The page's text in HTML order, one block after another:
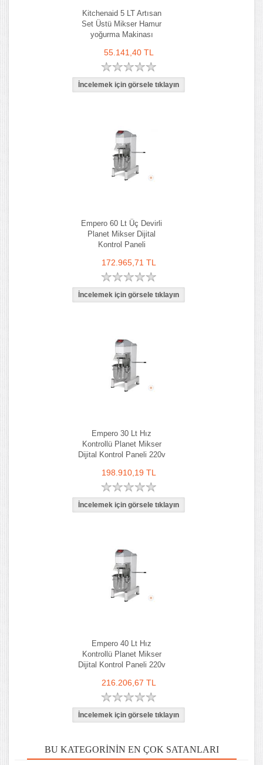
Kitchenaid 5 LT Artısan
Set Üstü Mikser Hamur
yoğurma Makinası
55.141,40 TL
Empero 60 Lt Üç Devirli
Planet Mikser Dijital
Kontrol Paneli
172.965,71 TL
Empero 30 Lt Hız
Kontrollü Planet Mikser
Dijital Kontrol Paneli 220v
198.910,19 TL
Empero 40 Lt Hız
Kontrollü Planet Mikser
Dijital Kontrol Paneli 220v
216.206,67 TL
BU KATEGORININ EN ÇOK SATANLARI